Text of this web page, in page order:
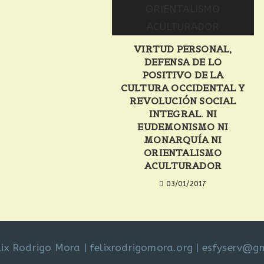
VIRTUD PERSONAL,
DEFENSA DE LO
POSITIVO DE LA
CULTURA OCCIDENTAL Y
REVOLUCIÓN SOCIAL
INTEGRAL. NI
EUDEMONISMO NI
MONARQUÍA NI
ORIENTALISMO
ACULTURADOR
03/01/2017
Rodrigo Mora | felixrodrigomora.org |